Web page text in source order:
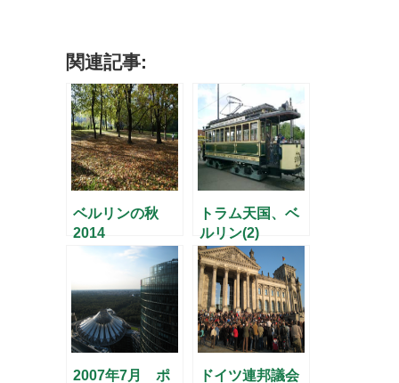
関連記事:
ベルリンの秋
2014
トラム天国、ベ
ルリン(2)
2007年7月 ポ
ドイツ連邦議会